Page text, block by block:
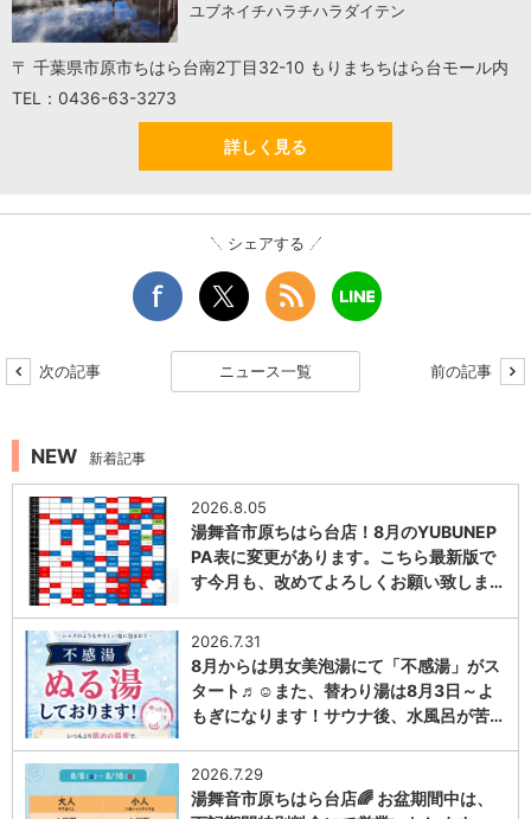
ユブネイチハラチハラダイテン
〒 千葉県市原市ちはら台南2丁目32-10 もりまちちはら台モール内
TEL：0436-63-3273
詳しく見る
シェアする
次の記事 ニュース一覧 前の記事
NEW 新着記事
1
2026.8.05
湯舞音市原ちはら台店！8月のYUBUNEP
PA表に変更があります。こちら最新版で
す今月も、改めてよろしくお願い致しま…
1
2026.7.31
8月からは男女美泡湯にて「不感湯」がス
タート♬☺また、替わり湯は8月3日～よ
もぎになります！サウナ後、水風呂が苦…
2026.7.29
湯舞音市原ちはら台店🌈 お盆期間中は、